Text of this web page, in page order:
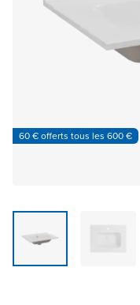
60 € offerts tous les 600 €